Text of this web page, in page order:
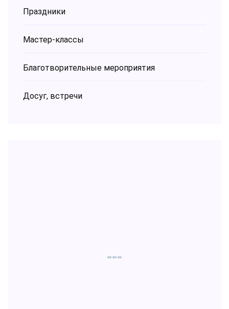
Праздники
Мастер-классы
Благотворительные мероприятия
Досуг, встречи